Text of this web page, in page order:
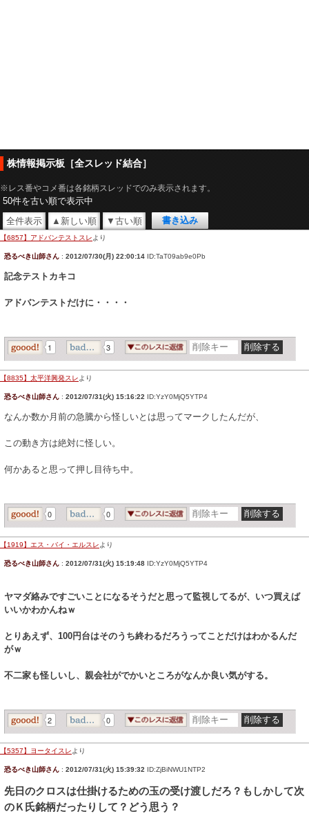
株情報掲示板［全スレッド結合］
※レス番やコメ番は各銘柄スレッドでのみ表示されます。
50件を古い順で表示中
全件表示
▲新しい順 ▼古い順
【6857】アドバンテストスレ より
恐るべき山師さん : 2012/07/30(月) 22:00:14 ID:TaT09ab9e0Pb
記念テストカキコ
アドバンテストだけに・・・・
1 3
【8835】太平洋興発スレ より
恐るべき山師さん : 2012/07/31(火) 15:16:22 ID:YzY0MjQ5YTP4
なんか数か月前の急騰から怪しいとは思ってマークしたんだが、
この動き方は絶対に怪しい。
何かあると思って押し目待ち中。
0 0
【1919】エス・バイ・エルスレ より
恐るべき山師さん : 2012/07/31(火) 15:19:48 ID:YzY0MjQ5YTP4
ヤマダ絡みですごいことになるそうだと思って監視してるが、いつ買えば
いいかわかんねｗ
とりあえず、100円台はそのうち終わるだろうってことだけはわかるんだ
がｗ
不二家も怪しいし、親会社がでかいところがなんか良い気がする。
2 0
【5357】ヨータイスレ より
恐るべき山師さん : 2012/07/31(火) 15:39:32 ID:ZjBiNWU1NTP2
先日のクロスは仕掛けるための玉の受け渡しだろ？もしかして次
のＫ氏銘柄だったりして？どう思う？